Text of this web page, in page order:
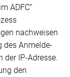
ADFC“
nachweisen
des Anmelde-
der IP-Adresse.
den